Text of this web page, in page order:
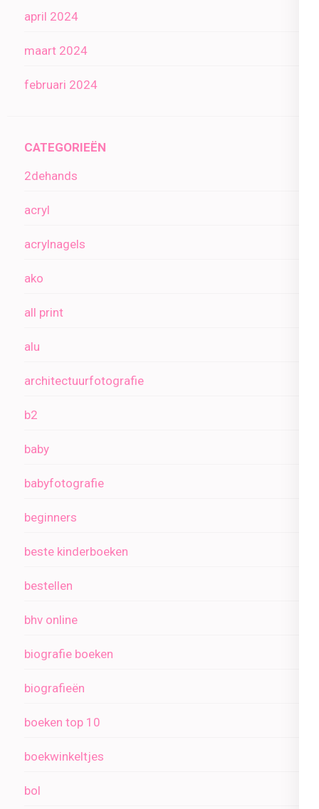
april 2024
maart 2024
februari 2024
CATEGORIEËN
2dehands
acryl
acrylnagels
ako
all print
alu
architectuurfotografie
b2
baby
babyfotografie
beginners
beste kinderboeken
bestellen
bhv online
biografie boeken
biografieën
boeken top 10
boekwinkeltjes
bol